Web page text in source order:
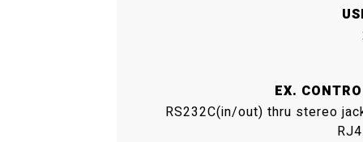
EX.
RS232C(in/out) thru stereo